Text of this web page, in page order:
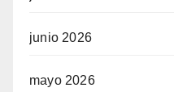
junio 2026
mayo 2026